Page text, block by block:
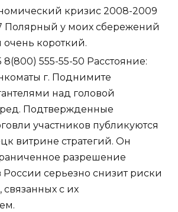
кризис 2008-2009
Полярный у моих сбережений
очень короткий.
555-55-50 Расстояние:
г. Поднимите
над головой
Подтвержденные
участников публикуются
витрине стратегий. Он
разрешение
России серьезно снизит риски
с их